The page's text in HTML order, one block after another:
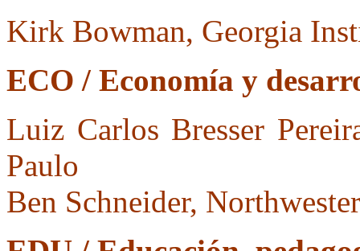
Kirk Bowman, Georgia
ECO / Economía y
Luiz Carlos Bresser
Paulo
Ben Schneider,